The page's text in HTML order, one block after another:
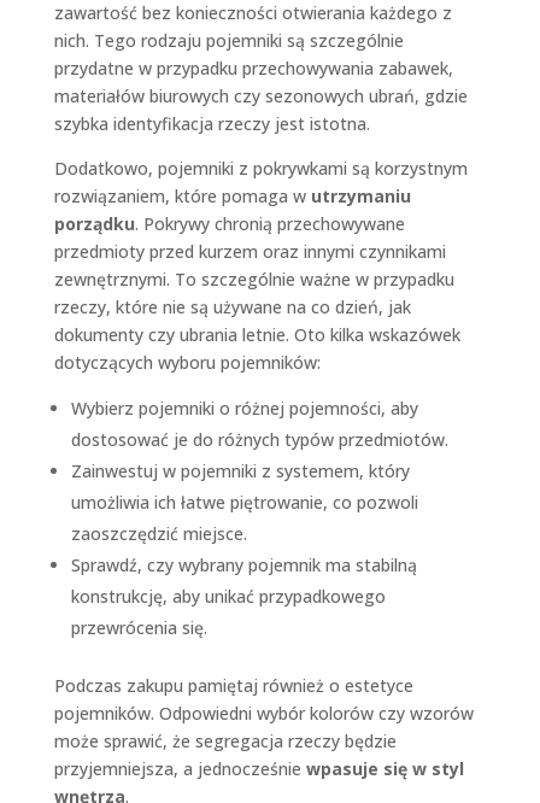
zawartość bez konieczności otwierania każdego z
nich. Tego rodzaju pojemniki są szczególnie
przydatne w przypadku przechowywania zabawek,
materiałów biurowych czy sezonowych ubrań, gdzie
szybka identyfikacja rzeczy jest istotna.
Dodatkowo, pojemniki z pokrywkami są korzystnym
rozwiązaniem, które pomaga w utrzymaniu
porządku. Pokrywy chronią przechowywane
przedmioty przed kurzem oraz innymi czynnikami
zewnętrznymi. To szczególnie ważne w przypadku
rzeczy, które nie są używane na co dzień, jak
dokumenty czy ubrania letnie. Oto kilka wskazówek
dotyczących wyboru pojemników:
Wybierz pojemniki o różnej pojemności, aby
dostosować je do różnych typów przedmiotów.
Zainwestuj w pojemniki z systemem, który
umożliwia ich łatwe piętrowanie, co pozwoli
zaoszczędzić miejsce.
Sprawdź, czy wybrany pojemnik ma stabilną
konstrukcję, aby unikać przypadkowego
przewrócenia się.
Podczas zakupu pamiętaj również o estetyce
pojemników. Odpowiedni wybór kolorów czy wzorów
może sprawić, że segregacja rzeczy będzie
przyjemniejsza, a jednocześnie wpasuje się w styl
wnętrza.